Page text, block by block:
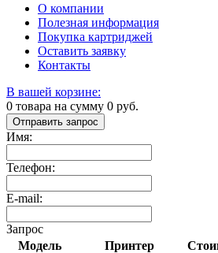
О компании
Полезная информация
Покупка картриджей
Оставить заявку
Контакты
В вашей корзине:
0 товара на сумму 0 руб.
Отправить запрос
Имя:
Телефон:
E-mail:
Запрос
Модель
Принтер